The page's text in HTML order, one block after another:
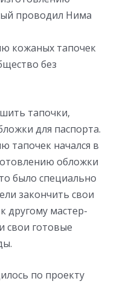
проводил Нима
кожаных тапочек
без
тапочки,
для паспорта.
тапочек начался в
обложки
было специально
закончить свои
другому мастер-
свои готовые
по проекту